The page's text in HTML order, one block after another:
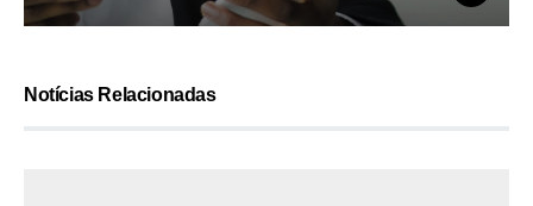
Notícias Relacionadas